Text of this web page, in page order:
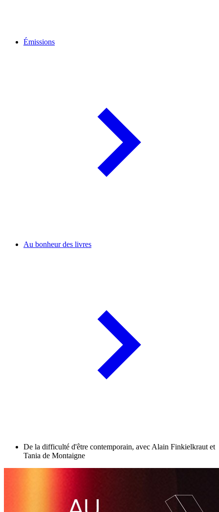
Émissions
Au bonheur des livres
De la difficulté d'être contemporain, avec Alain Finkielkraut et
Tania de Montaigne